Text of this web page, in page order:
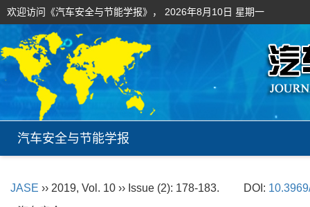
欢迎访问《汽车安全与节能学报》， 2026年8月10日 星期一
汽车安全与节能学报
JASE ›› 2019, Vol. 10 ›› Issue (2): 178-183. DOI: